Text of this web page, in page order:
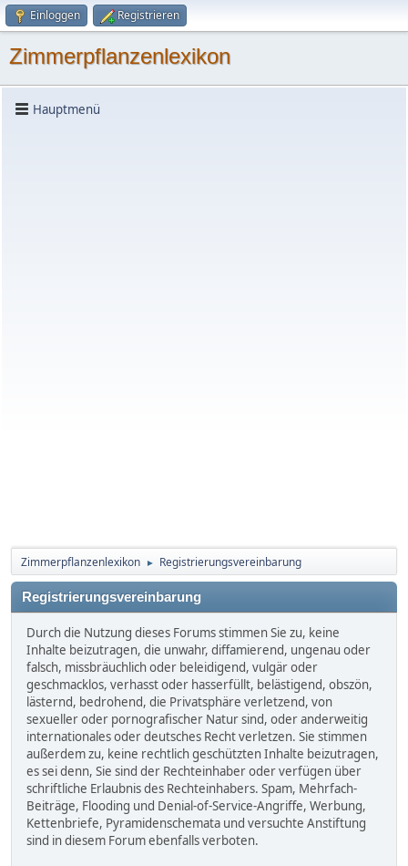
Einloggen Registrieren
Zimmerpflanzenlexikon
Hauptmenü
Zimmerpflanzenlexikon ► Registrierungsvereinbarung
Registrierungsvereinbarung
Durch die Nutzung dieses Forums stimmen Sie zu, keine
Inhalte beizutragen, die unwahr, diffamierend, ungenau oder
falsch, missbräuchlich oder beleidigend, vulgär oder
geschmacklos, verhasst oder hasserfüllt, belästigend, obszön,
lästernd, bedrohend, die Privatsphäre verletzend, von
sexueller oder pornografischer Natur sind, oder anderweitig
internationales oder deutsches Recht verletzen. Sie stimmen
außerdem zu, keine rechtlich geschützten Inhalte beizutragen,
es sei denn, Sie sind der Rechteinhaber oder verfügen über
schriftliche Erlaubnis des Rechteinhabers. Spam, Mehrfach-
Beiträge, Flooding und Denial-of-Service-Angriffe, Werbung,
Kettenbriefe, Pyramidenschemata und versuchte Anstiftung
sind in diesem Forum ebenfalls verboten.